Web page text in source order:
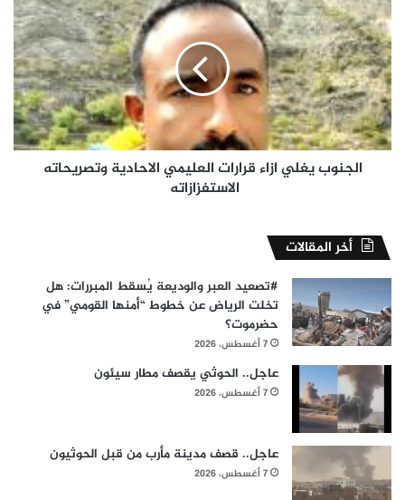
يغلي
ازاء
قرارات
العليمي
الاحادية
وتصريحاته
الاستفزازاته
الجنوب يغلي ازاء قرارات العليمي الاحادية وتصريحاته
الاستفزازاته
أخر المقالات
#​تصعيد العبر والوديعة يُسقط المبررات: هل
تخلت الرياض عن خطوط “أمنها القومي” في
حضرموت؟
7 أغسطس، 2026
عاجل.. الحوثي يقصف مطار سيئون
7 أغسطس، 2026
عاجل.. قصف مدينة مأرب من قبل الحوثيون
7 أغسطس، 2026